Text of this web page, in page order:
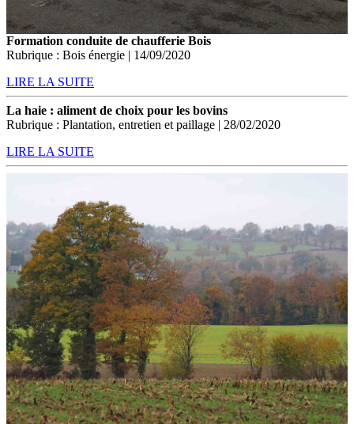
Formation conduite de chaufferie Bois
Rubrique : Bois énergie | 14/09/2020
LIRE LA SUITE
La haie : aliment de choix pour les bovins
Rubrique : Plantation, entretien et paillage | 28/02/2020
LIRE LA SUITE